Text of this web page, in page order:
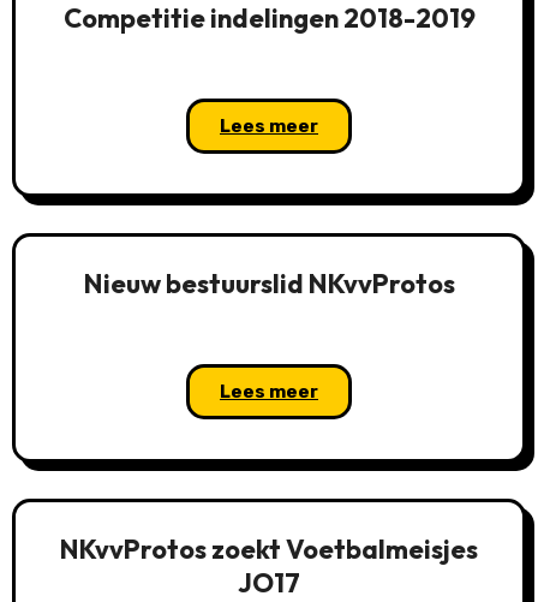
Competitie indelingen 2018-2019
Lees meer
Nieuw bestuurslid NKvvProtos
Lees meer
NKvvProtos zoekt Voetbalmeisjes
JO17